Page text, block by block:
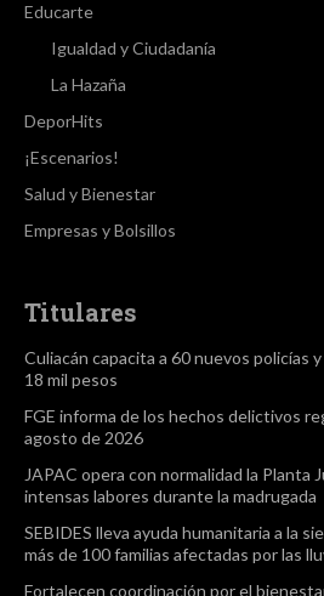
Educarte
Igualdad y Ciudadanía
La Hazaña
DeporHits
¡Escenarios!
Salud y Bienestar
Empresas y Bolsillos
Titulares
Culiacán capacita a 60 nuevos policías
18 mil pesos
FGE informa de los hechos delictivos
agosto de 2026
JAPAC opera con normalidad la Planta
intensas labores durante la madrugada
SEBIDES lleva ayuda humanitaria a la
más de 100 familias afectadas por las
Fortalecen coordinación por el